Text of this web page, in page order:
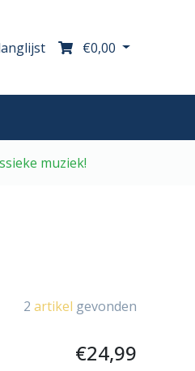
€0,00
muziek!
2 artikel gevonden
€24,99